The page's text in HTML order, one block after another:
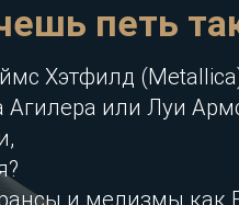
петь
Хэтфилд
Агилера или Луи
и мелизмы как